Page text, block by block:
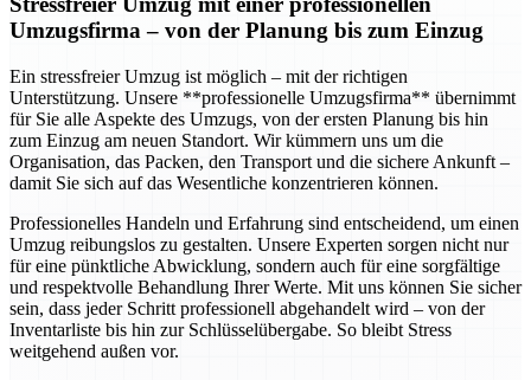
Umzugsfirma – von der Planung bis zum Einzug
Ein stressfreier Umzug ist möglich – mit der richtigen
Unterstützung. Unsere **professionelle Umzugsfirma** übernimmt
für Sie alle Aspekte des Umzugs, von der ersten Planung bis hin
zum Einzug am neuen Standort. Wir kümmern uns um die
Organisation, das Packen, den Transport und die sichere Ankunft –
damit Sie sich auf das Wesentliche konzentrieren können.
Professionelles Handeln und Erfahrung sind entscheidend, um einen
Umzug reibungslos zu gestalten. Unsere Experten sorgen nicht nur
für eine pünktliche Abwicklung, sondern auch für eine sorgfältige
und respektvolle Behandlung Ihrer Werte. Mit uns können Sie sicher
sein, dass jeder Schritt professionell abgehandelt wird – von der
Inventarliste bis hin zur Schlüsselübergabe. So bleibt Stress
weitgehend außen vor.